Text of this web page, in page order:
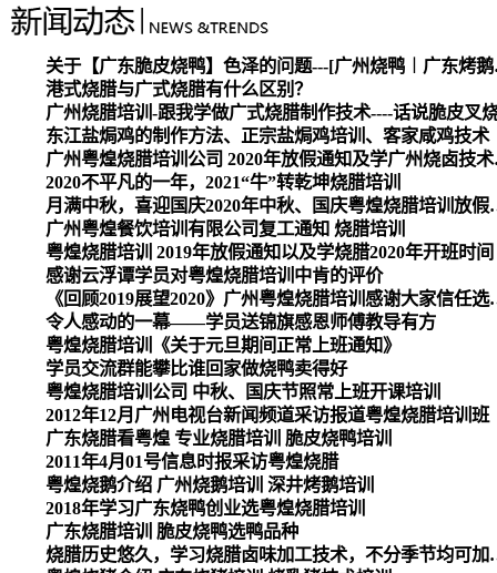
关于【广
港式烧腊与广式烧腊有什么区别？
广州烧腊培训-跟我学做广式烧腊制作技术----话说脆皮叉
东江盐焗鸡的制作方法、正宗盐焗鸡培训、客家咸鸡技术
广州粤煌
2020不平凡的一年，2021“牛”转乾坤烧腊培训
月满中秋，喜迎
广州粤煌餐饮培训有限公司复工通知 烧腊培训
粤煌烧腊培训 2019年放假通知以及学烧腊2020年开班时间
感谢云浮谭学员对粤煌烧腊培训中肯的评价
《回顾2019展望
令人感动的一幕——学员送锦旗感恩师傅教导有方
粤煌烧腊培训《关于元旦期间正常上班通知》
学员交流群能攀比谁回家做烧鸭卖得好
粤煌烧腊培训公司 中秋、国庆节照常上班开课培训
2012年12月广州电视台新闻频道采访报道粤煌烧腊培训班
广东烧腊看粤煌 专业烧腊培训 脆皮烧鸭培训
2011年4月01号信息时报采访粤煌烧腊
粤煌烧鹅介绍 广州烧鹅培训 深井烤鹅培训
2018年学习广东烧鸭创业选粤煌烧腊培训
广东烧腊培训 脆皮烧鸭选鸭品种
烧腊历史悠久，学习